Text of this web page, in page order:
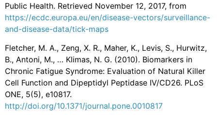
Public Health. Retrieved November 12, 2017, from
https://ecdc.europa.eu/en/disease-vectors/surveillance-
and-disease-data/tick-maps
Fletcher, M. A., Zeng, X. R., Maher, K., Levis, S., Hurwitz,
B., Antoni, M., … Klimas, N. G. (2010). Biomarkers in
Chronic Fatigue Syndrome: Evaluation of Natural Killer
Cell Function and Dipeptidyl Peptidase IV/CD26. PLoS
ONE, 5(5), e10817.
http://doi.org/10.1371/journal.pone.0010817